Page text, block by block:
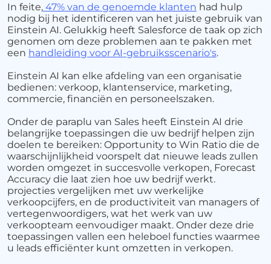
In feite, 47% van de genoemde klanten had hulp
nodig bij het identificeren van het juiste gebruik van
Einstein AI. Gelukkig heeft Salesforce de taak op zich
genomen om deze problemen aan te pakken met
een handleiding voor AI-gebruiksscenario's.
Einstein AI kan elke afdeling van een organisatie
bedienen: verkoop, klantenservice, marketing,
commercie, financiën en personeelszaken.
Onder de paraplu van Sales heeft Einstein AI drie
belangrijke toepassingen die uw bedrijf helpen zijn
doelen te bereiken: Opportunity to Win Ratio die de
waarschijnlijkheid voorspelt dat nieuwe leads zullen
worden omgezet in succesvolle verkopen, Forecast
Accuracy die laat zien hoe uw bedrijf werkt.
projecties vergelijken met uw werkelijke
verkoopcijfers, en de productiviteit van managers of
vertegenwoordigers, wat het werk van uw
verkoopteam eenvoudiger maakt. Onder deze drie
toepassingen vallen een heleboel functies waarmee
u leads efficiënter kunt omzetten in verkopen.